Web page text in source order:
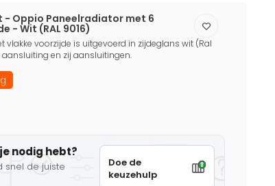
- Oppio Paneelradiator met 6
- Wit (RAL 9016)
voorzijde is uitgevoerd in zijdeglans wit (Ral
aansluiting en zij aansluitingen.
nodig hebt?
snel de juiste
Doe de
keuzehulp